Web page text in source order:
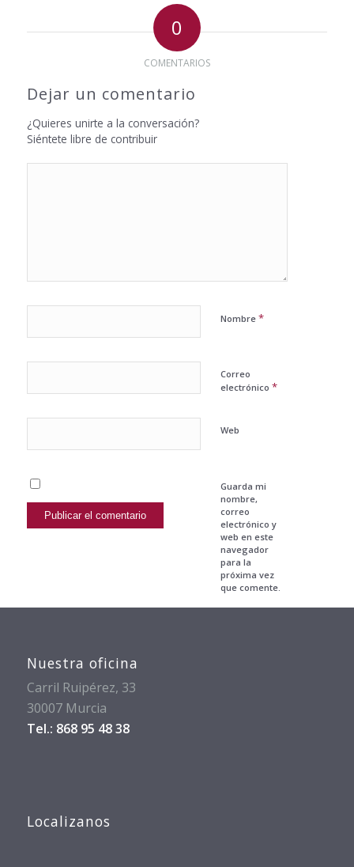
0
COMENTARIOS
Dejar un comentario
¿Quieres unirte a la conversación?
Siéntete libre de contribuir
Nombre *
Correo
electrónico *
Web
Guarda mi
nombre,
correo
electrónico y
web en este
navegador
para la
próxima vez
que comente.
Nuestra oficina
Carril Ruipérez, 33
30007 Murcia
Tel.: 868 95 48 38
Localizanos